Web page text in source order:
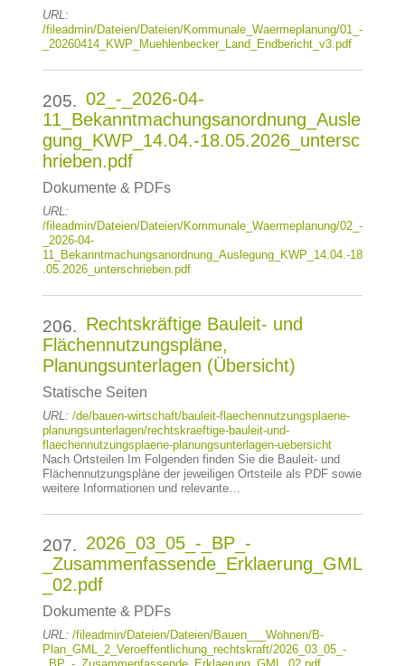
URL:
/fileadmin/Dateien/Dateien/Kommunale_Waermeplanung/01_-
_20260414_KWP_Muehlenbecker_Land_Endbericht_v3.pdf
205. 02_-_2026-04-
11_Bekanntmachungsanordnung_Ausle
gung_KWP_14.04.-18.05.2026_untersc
hrieben.pdf
Dokumente & PDFs
URL:
/fileadmin/Dateien/Dateien/Kommunale_Waermeplanung/02_-
_2026-04-
11_Bekanntmachungsanordnung_Auslegung_KWP_14.04.-18
.05.2026_unterschrieben.pdf
206. Rechtskräftige Bauleit- und
Flächennutzungspläne,
Planungsunterlagen (Übersicht)
Statische Seiten
URL: /de/bauen-wirtschaft/bauleit-flaechennutzungsplaene-
planungsunterlagen/rechtskraeftige-bauleit-und-
flaechennutzungsplaene-planungsunterlagen-uebersicht
Nach Ortsteilen Im Folgenden finden Sie die Bauleit- und
Flächennutzungspläne der jeweiligen Ortsteile als PDF sowie
weitere Informationen und relevante…
207. 2026_03_05_-_BP_-
_Zusammenfassende_Erklaerung_GML
_02.pdf
Dokumente & PDFs
URL: /fileadmin/Dateien/Dateien/Bauen___Wohnen/B-
Plan_GML_2_Veroeffentlichung_rechtskraft/2026_03_05_-